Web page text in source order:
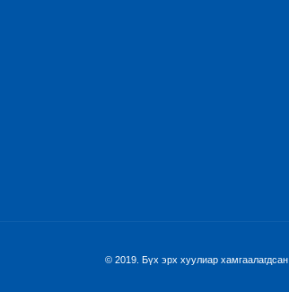
© 2019. Бүх эрх хуулиар хамгаалагдсан.